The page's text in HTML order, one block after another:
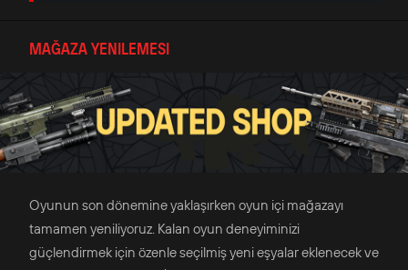
MAĞAZA YENILEMESI
Oyunun son dönemine yaklaşırken oyun içi mağazayı
tamamen yeniliyoruz. Kalan oyun deneyiminizi
güçlendirmek için özenle seçilmiş yeni eşyalar eklenecek ve